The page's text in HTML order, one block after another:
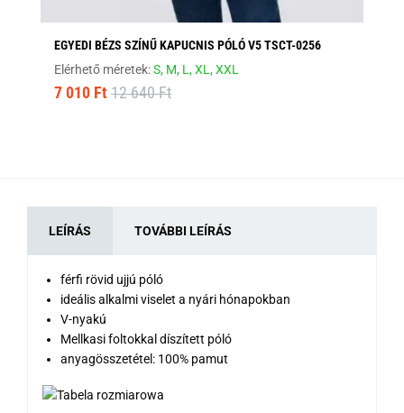
EGYEDI BÉZS SZÍNŰ KAPUCNIS PÓLÓ V5 TSCT-0256
Elérhető méretek:S, M, L,XL,XXL
7 010 Ft 12 640 Ft
LEÍRÁS TOVÁBBI LEÍRÁS
férfi rövid ujjú póló
ideális alkalmi viselet a nyári hónapokban
V-nyakú
Mellkasi foltokkal díszített póló
anyagösszetétel: 100% pamut